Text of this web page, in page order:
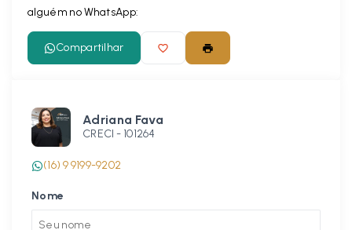
alguém no WhatsApp:
Compartilhar
Adriana Fava
CRECI - 101264
(16) 9 9199-9202
Nome